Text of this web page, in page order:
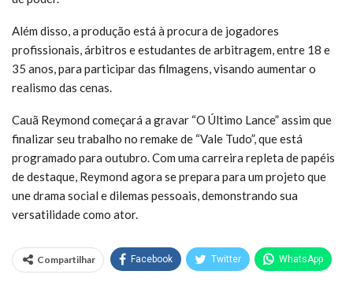
Além disso, a produção está à procura de jogadores
profissionais, árbitros e estudantes de arbitragem, entre 18 e
35 anos, para participar das filmagens, visando aumentar o
realismo das cenas.
Cauã Reymond começará a gravar “O Último Lance” assim que
finalizar seu trabalho no remake de “Vale Tudo”, que está
programado para outubro. Com uma carreira repleta de papéis
de destaque, Reymond agora se prepara para um projeto que
une drama social e dilemas pessoais, demonstrando sua
versatilidade como ator.
Compartilhar Facebook Twitter WhatsApp